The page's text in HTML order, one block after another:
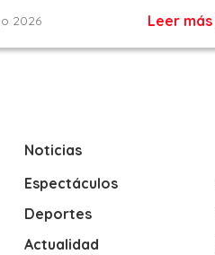
2026 Leer más
Noticias
Espectáculos
Deportes
Actualidad